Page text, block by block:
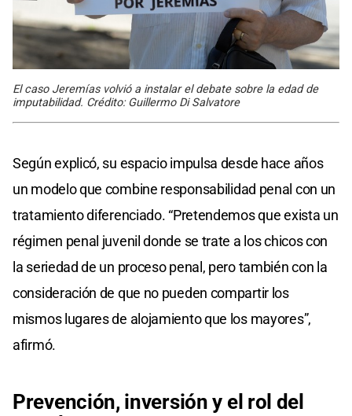
El caso Jeremías volvió a instalar el debate sobre la edad de
imputabilidad. Crédito: Guillermo Di Salvatore
Según explicó, su espacio impulsa desde hace años
un modelo que combine responsabilidad penal con un
tratamiento diferenciado. “Pretendemos que exista un
régimen penal juvenil donde se trate a los chicos con
la seriedad de un proceso penal, pero también con la
consideración de que no pueden compartir los
mismos lugares de alojamiento que los mayores”,
afirmó.
Prevención, inversión y el rol del